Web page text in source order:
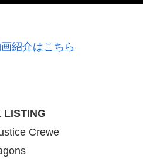
紹介はこちら
LISTING
Crewe